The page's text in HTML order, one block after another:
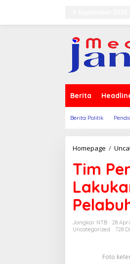
Berita
Berita Politik
Homepage /
Tim
Jangkar NTB
28
Uncategorized
728
Foto